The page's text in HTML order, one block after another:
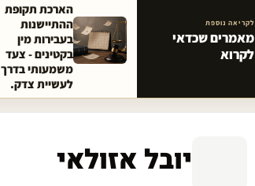
מאמרים קשורים באתר
לקריאה נוספת
מאמרים שכדאי
לקרוא
הארכת תקופת
ההתיישנות
בעבירות מין
בקטינים - צעד
משמעותי בדרך
לעשיית צדק.
יובל אזולאי